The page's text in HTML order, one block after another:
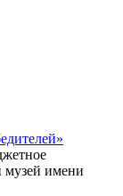
музей имени